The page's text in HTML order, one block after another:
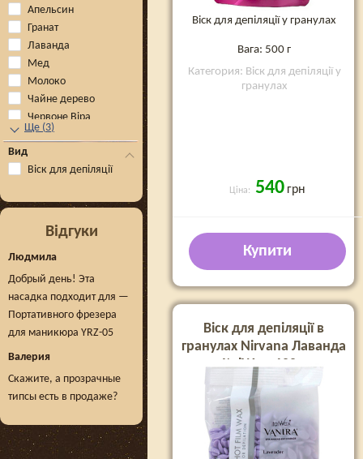
Апельсин
Гранат
Лаванда
Мед
Молоко
Чайне дерево
Червоне Віра
Ще (3)
Вид
Віск для депіляції
Відгуки
Людмила
Добрый день! Эта
насадка подходит для —
Портативного фрезера
для маникюра YRZ-05
Валерия
Скажите, а прозрачные
типсы есть в продаже?
Віск для депіляції у гранулах
Вага: 500 г
Категория: Віск для депіляції у
гранулах
Ціна: 540 грн
Купити
Віск для депіляції в
гранулах Nirvana Лаванда
ItalWax, 100 г